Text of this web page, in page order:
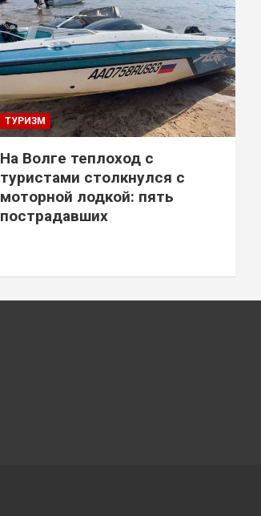
ТУРИЗМ
На Волге теплоход с
туристами столкнулся с
моторной лодкой: пять
пострадавших